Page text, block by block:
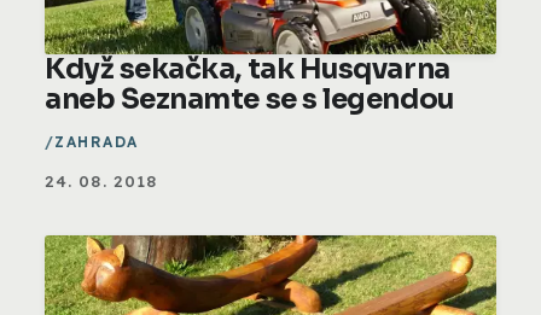
Když sekačka, tak Husqvarna
aneb Seznamte se s legendou
ZAHRADA
24. 08. 2018